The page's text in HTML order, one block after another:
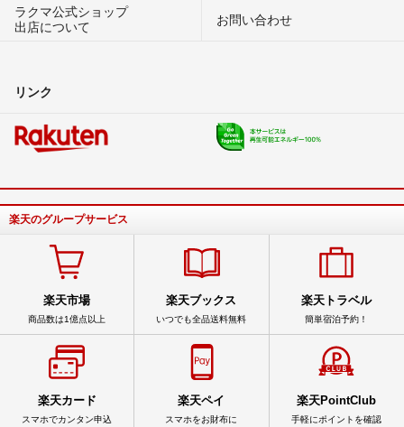
ラクマ公式ショップ
出店について
お問い合わせ
リンク
楽天のグループサービス
楽天市場
商品数は1億点以上
楽天ブックス
いつでも全品送料無料
楽天トラベル
簡単宿泊予約！
楽天カード
スマホでカンタン申込
楽天ペイ
スマホをお財布に
楽天PointClub
手軽にポイントを確認